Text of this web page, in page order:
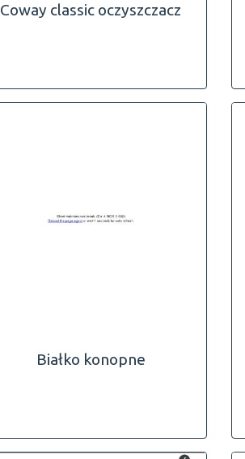
Coway classic oczyszczacz
Białko konopne